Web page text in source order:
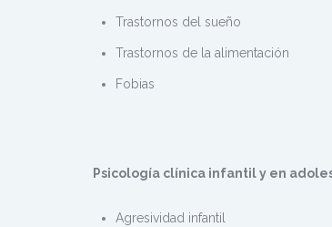
Trastornos del sueño
Trastornos de la alimentación
Fobias
Psicología clínica infantil y en
Agresividad infantil